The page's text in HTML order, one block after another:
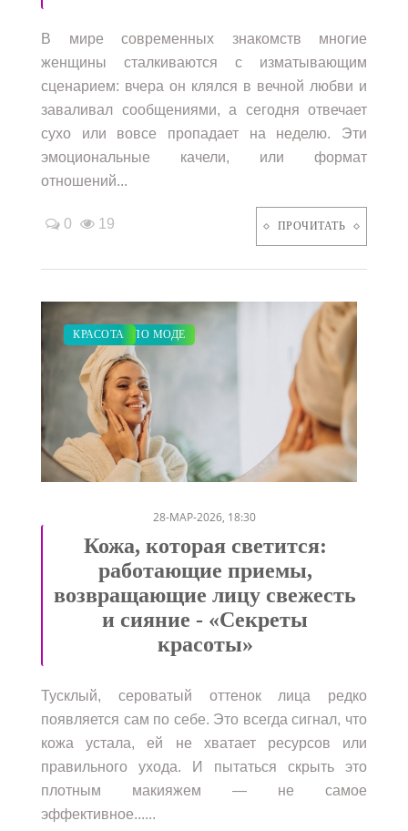
В мире современных знакомств многие
женщины сталкиваются с изматывающим
сценарием: вчера он клялся в вечной любви и
заваливал сообщениями, а сегодня отвечает
сухо или вовсе пропадает на неделю. Эти
эмоциональные качели, или формат
отношений...
0 19 ПРОЧИТАТЬ
ЗАКУПКИ ПО МОДЕ
СВАДЬБА
КРАСОТА
28-МАР-2026, 18:30
Кожа, которая светится:
работающие приемы,
возвращающие лицу свежесть
и сияние - «Секреты
красоты»
Тусклый, сероватый оттенок лица редко
появляется сам по себе. Это всегда сигнал, что
кожа устала, ей не хватает ресурсов или
правильного ухода. И пытаться скрыть это
плотным макияжем — не самое
эффективное......